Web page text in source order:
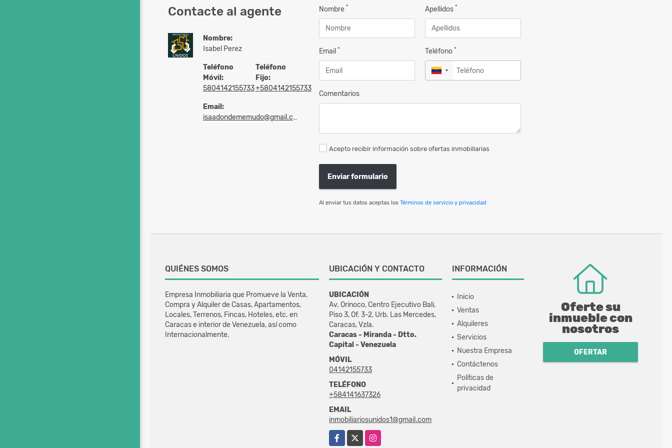
Contacte al agente
Nombre:
Isabel Perez
Teléfono
Móvil:
5804142155733
Teléfono
Fijo:
+5804142155733
Email:
isaadondememudo@gmail.com
Nombre * Apellidos *
Email * Teléfono *
▼
Comentarios
Acepto recibir información sobre ofertas inmobiliarias
Enviar formulario
Al enviar tus datos aceptas los Términos de servicio y privacidad
QUIÉNES SOMOS
Empresa Inmobiliaria que Promueve la Venta,
Compra y Alquiler de Casas, Apartamentos,
Locales, Terrenos, Fincas, Hoteles, etc. en
Caracas e interior de Venezuela, así como
Internacionalmente.
UBICACIÓN Y CONTACTO
UBICACIÓN
Av. Orinoco, Centro Ejecutivo Bali,
Piso 3, Of. 3-2, Urb. Las Mercedes,
Caracas, Vzla.
Caracas - Miranda - Dtto.
Capital - Venezuela
MÓVIL
04142155733
TELÉFONO
+584141637326
EMAIL
inmobiliariosunidos1@gmail.com
Facebook
Instagram
INFORMACIÓN
Inicio
Ventas
Alquileres
Servicios
Nuestra Empresa
Contáctenos
Políticas de
privacidad
Oferte su
inmueble con
nosotros
OFERTAR